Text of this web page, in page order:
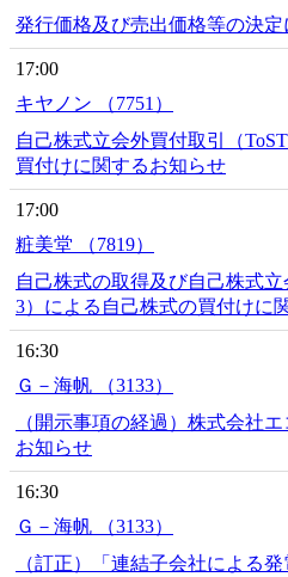
発行価格及び売出価格等の決
17:00
キヤノン （7751）
自己株式立会外買付取引（
買付けに関するお知らせ
17:00
粧美堂 （7819）
自己株式の取得及び自己株式
3）による自己株式の買付けに
16:30
Ｇ－海帆 （3133）
（開示事項の経過）株式会社
お知らせ
16:30
Ｇ－海帆 （3133）
（訂正）「連結子会社による